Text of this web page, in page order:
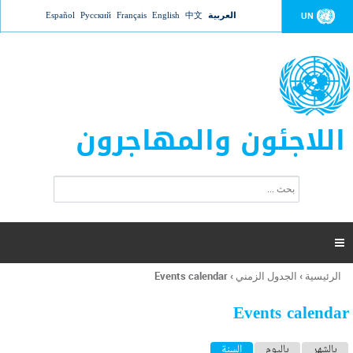
Jump to navigation UN العربية 中文
English
Français
Русский
Español
اللاجئون والمهاجرون
ت
ر
ل
ح
ب

أنت
هنا
الرئيسية › الجدول الزمني ›
Events calendar
Events calendar